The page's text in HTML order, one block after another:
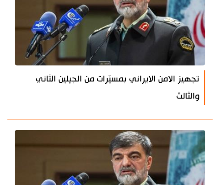
تجهيز الامن الايراني بمسيّرات من الجيلين الثاني
والثالث